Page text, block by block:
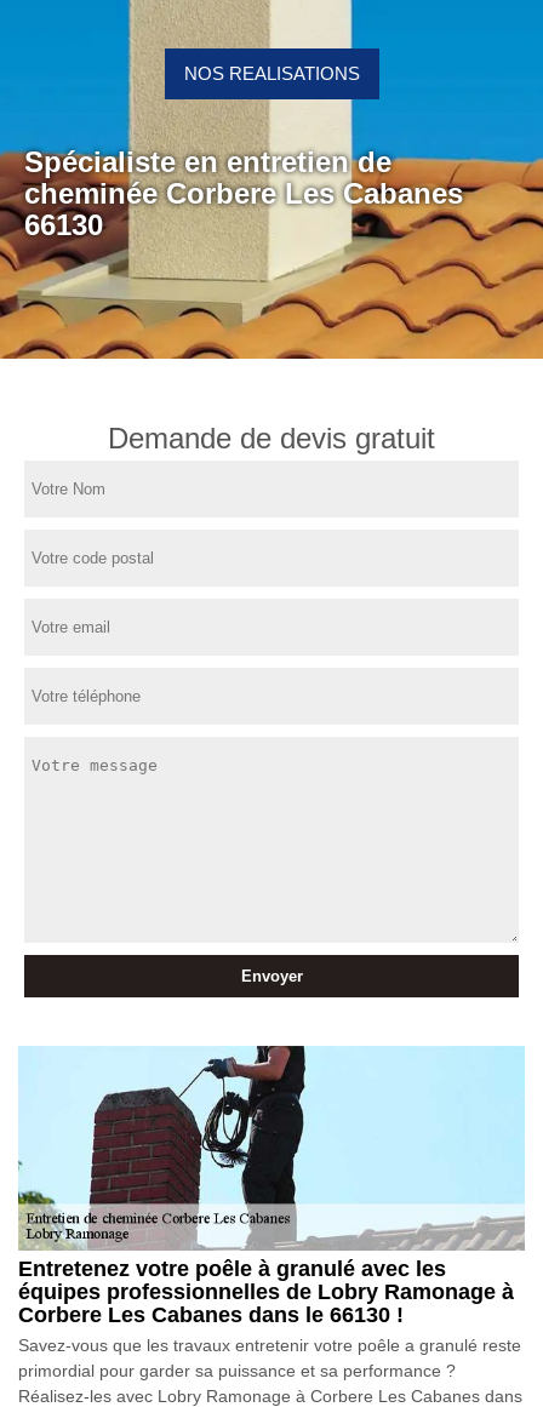
Spécialiste en entretien de
cheminée Corbere Les Cabanes
66130
NOS REALISATIONS
Demande de devis gratuit
Entretenez votre poêle à granulé avec les
équipes professionnelles de Lobry Ramonage à
Corbere Les Cabanes dans le 66130 !
Savez-vous que les travaux entretenir votre poêle a granulé reste
primordial pour garder sa puissance et sa performance ?
Réalisez-les avec Lobry Ramonage à Corbere Les Cabanes dans